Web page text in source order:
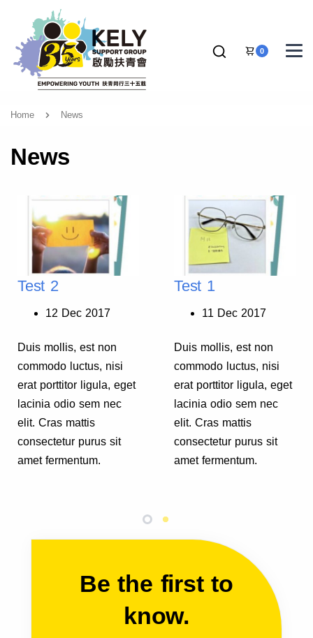
0
Home News
News
Test 2
12 Dec 2017
Duis mollis, est non
commodo luctus, nisi
erat porttitor ligula, eget
lacinia odio sem nec
elit. Cras mattis
consectetur purus sit
amet fermentum.
Test 1
11 Dec 2017
Duis mollis, est non
commodo luctus, nisi
erat porttitor ligula, eget
lacinia odio sem nec
elit. Cras mattis
consectetur purus sit
amet fermentum.
Be the first to
know.